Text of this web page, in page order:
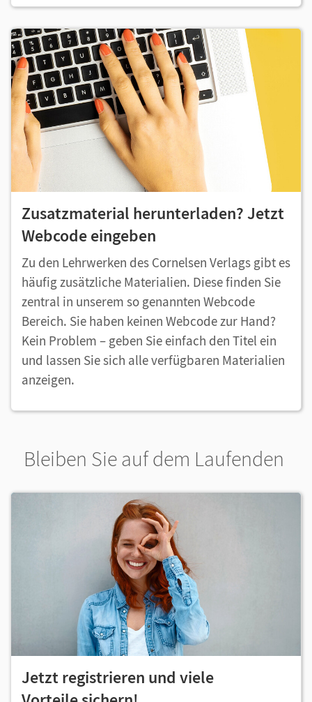
Zusatzmaterial herunterladen? Jetzt
Webcode eingeben
Zu den Lehrwerken des Cornelsen Verlags gibt es
häufig zusätzliche Materialien. Diese finden Sie
zentral in unserem so genannten Webcode
Bereich. Sie haben keinen Webcode zur Hand?
Kein Problem – geben Sie einfach den Titel ein
und lassen Sie sich alle verfügbaren Materialien
anzeigen.
Bleiben Sie auf dem Laufenden
Jetzt registrieren und viele